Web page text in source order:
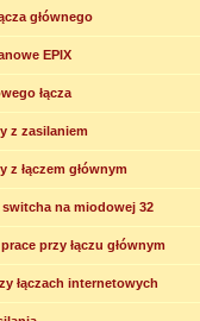
głównego
EPIX
łącza
z zasilaniem
z łączem głównym
switcha na miodowej 32
przy łączu głównym
łączach internetowych